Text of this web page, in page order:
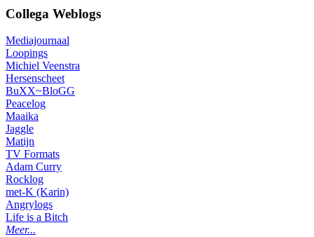
Collega Weblogs
Mediajournaal
Loopings
Michiel Veenstra
Hersenscheet
BuXX~BloGG
Peacelog
Maaika
Jaggle
Matijn
TV Formats
Adam Curry
Rocklog
met-K (Karin)
Angrylogs
Life is a Bitch
Meer...